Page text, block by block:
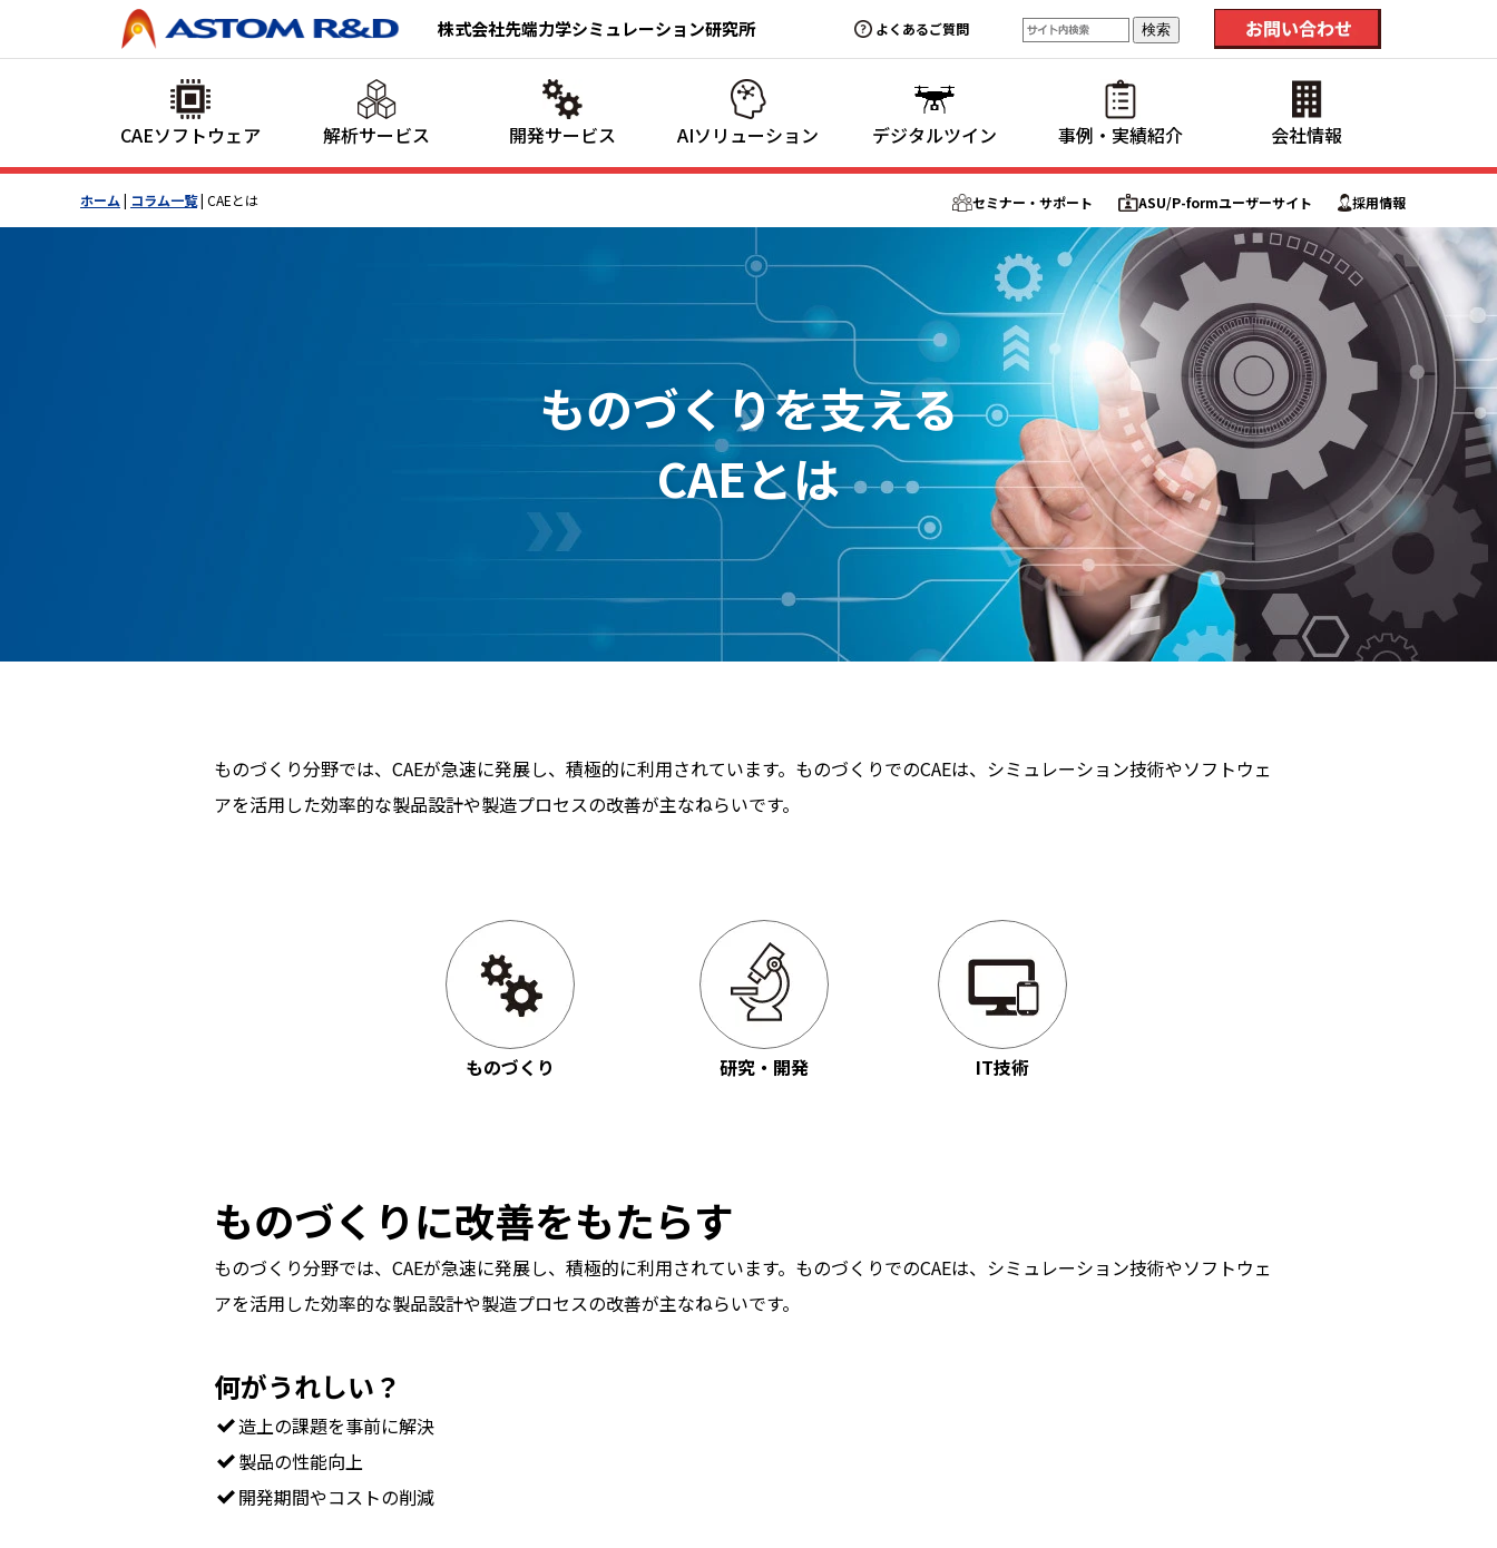
株式会社先端力学シミュレーション研究所 よくあるご質問
CAEソフトウェア 解析サービス 開発サービス AIソリューション デジタルツイン 事例・実績紹介 会社情報
ホーム | コラム一覧| CAEとは セミナー・サポート ASU/P-formユーザーサイト 採用情報
ものづくりを支える
CAEとは
ものづくり分野では、CAEが急速に発展し、積極的に利用されています。ものづくりでのCAEは、シミュレーション技術やソフトウェ
アを活用した効率的な製品設計や製造プロセスの改善が主なねらいです。
ものづくり 研究・開発 IT技術
ものづくりに改善をもたらす
ものづくり分野では、CAEが急速に発展し、積極的に利用されています。ものづくりでのCAEは、シミュレーション技術やソフトウェ
アを活用した効率的な製品設計や製造プロセスの改善が主なねらいです。
何がうれしい？
造上の課題を事前に解決
製品の性能向上
開発期間やコストの削減